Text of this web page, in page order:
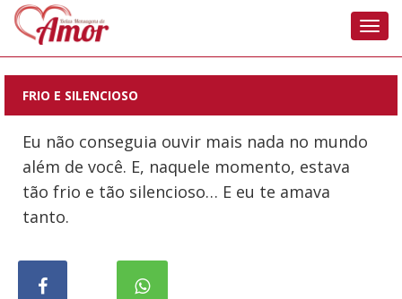
FRIO E SILENCIOSO
Eu não conseguia ouvir mais nada no mundo
além de você. E, naquele momento, estava
tão frio e tão silencioso… E eu te amava
tanto.